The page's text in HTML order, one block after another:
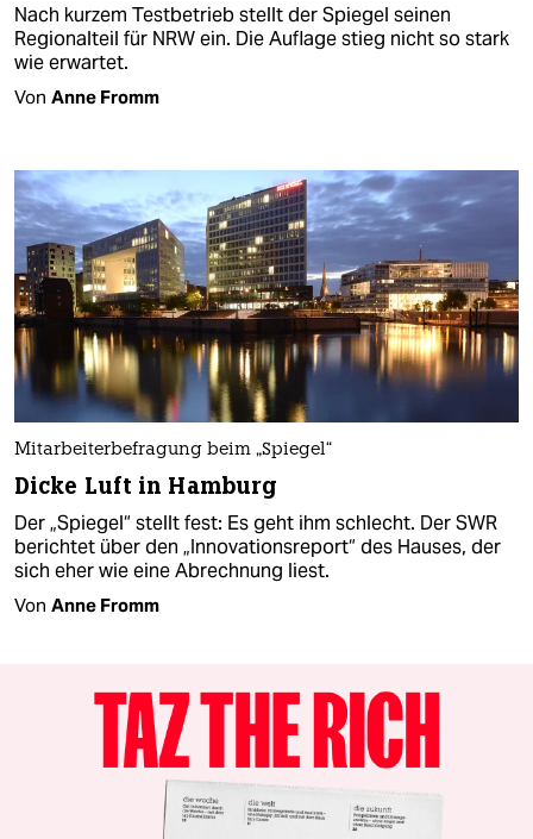
Nach kurzem Testbetrieb stellt der Spiegel seinen
Regionalteil für NRW ein. Die Auflage stieg nicht so stark
wie erwartet.
Von Anne Fromm
Mitarbeiterbefragung beim „Spiegel“
Dicke Luft in Hamburg
Der „Spiegel“ stellt fest: Es geht ihm schlecht. Der SWR
berichtet über den „Innovationsreport“ des Hauses, der
sich eher wie eine Abrechnung liest.
Von Anne Fromm